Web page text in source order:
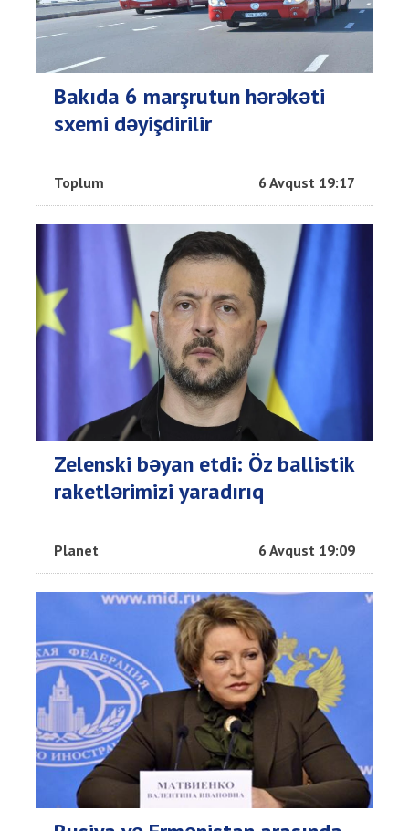
Bakıda 6 marşrutun hərəkəti
sxemi dəyişdirilir
Toplum 6 Avqust 19:17
Zelenski bəyan etdi: Öz ballistik
raketlərimizi yaradırıq
Planet 6 Avqust 19:09